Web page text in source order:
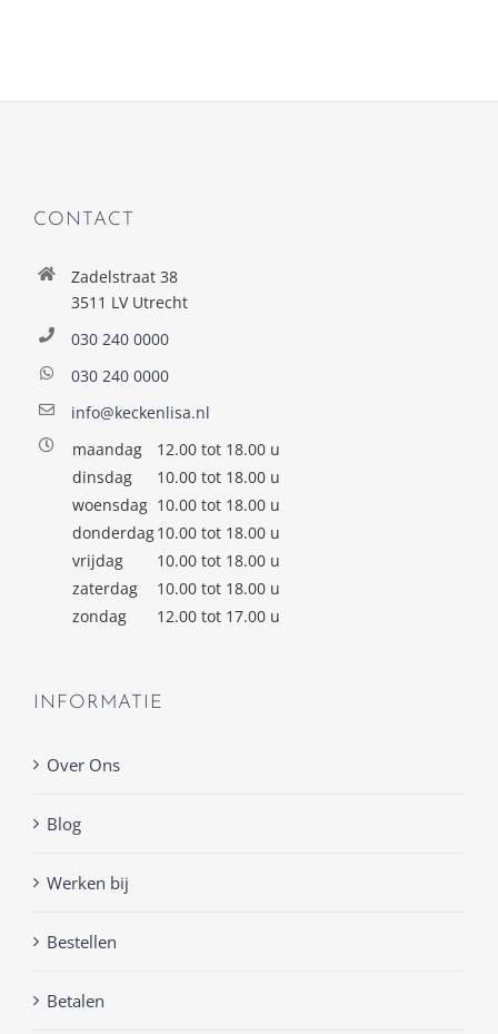
CONTACT
Zadelstraat 38
3511 LV Utrecht
030 240 0000
030 240 0000
info@keckenlisa.nl
maandag
12.00 tot 18.00 u
dinsdag
10.00 tot 18.00 u
woensdag 10.00 tot 18.00 u
donderdag10.00 tot 18.00 u
vrijdag
10.00 tot 18.00 u
zaterdag
10.00 tot 18.00 u
zondag
12.00 tot 17.00 u
INFORMATIE
Over Ons
Blog
Werken bij
Bestellen
Betalen